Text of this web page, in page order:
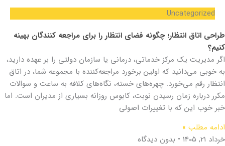
Uncategorized
طراحی اتاق انتظار؛ چگونه فضای انتظار را برای مراجعه کنندگان بهینه
کنیم؟
اگر مدیریت یک مرکز خدماتی، درمانی یا سازمان دولتی را بر عهده دارید،
به خوبی می‌دانید که اولین برخورد مراجعه‌کننده با مجموعه شما، در اتاق
انتظار رقم می‌خورد. چهره‌های خسته، نگاه‌های کلافه به ساعت و سوالات
مکرر درباره زمان رسیدن نوبت، کابوس روزانه بسیاری از مدیران است. اما
خبر خوب این که با تغییرات اصولی
ادامه مطلب »
خرداد 21, 1405
بدون دیدگاه